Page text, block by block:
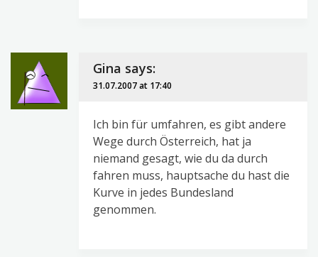
Gina says:
31.07.2007 at 17:40
Ich bin für umfahren, es gibt andere
Wege durch Österreich, hat ja
niemand gesagt, wie du da durch
fahren muss, hauptsache du hast die
Kurve in jedes Bundesland
genommen.